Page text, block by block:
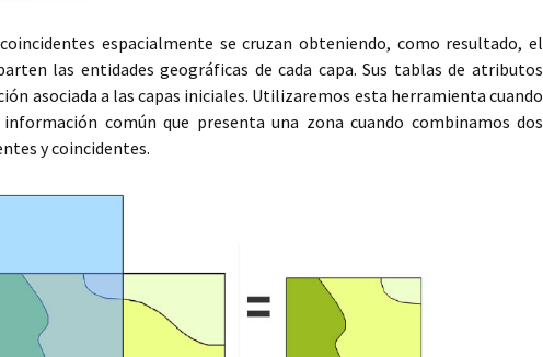
espacialmente se cruzan obteniendo, como resultado, el
las entidades geográficas de cada capa. Sus tablas de atributos
asociada a las capas iniciales. Utilizaremos esta herramienta cuando
común que presenta una zona cuando combinamos dos
y coincidentes.